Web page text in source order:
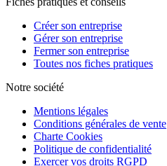
Créer son entreprise
Gérer son entreprise
Fermer son entreprise
Toutes nos fiches pratiques
Notre société
Mentions légales
Conditions générales de vente
Charte Cookies
Politique de confidentialité
Exercer vos droits RGPD